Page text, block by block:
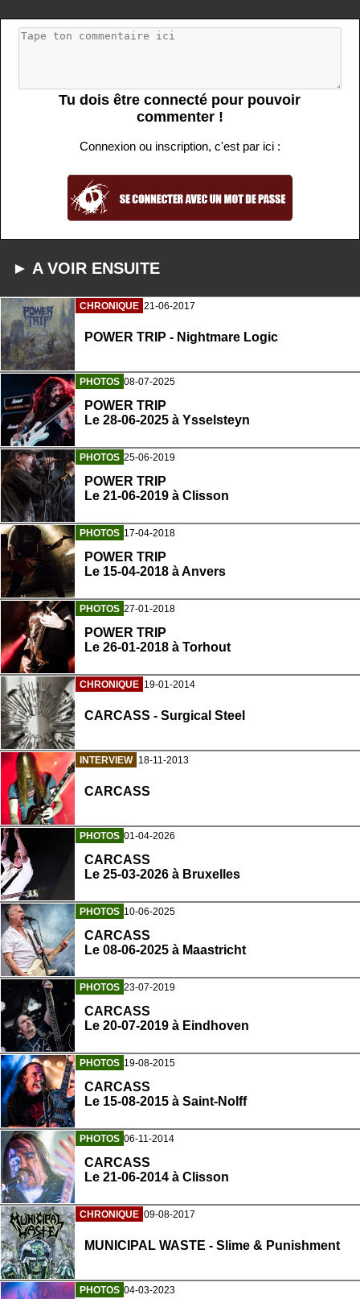
Tu dois être connecté pour pouvoir
commenter !
Connexion ou inscription, c'est par ici :
► A VOIR ENSUITE
CHRONIQUE 21-06-2017
POWER TRIP - Nightmare Logic
PHOTOS 08-07-2025
POWER TRIP
Le 28-06-2025 à Ysselsteyn
PHOTOS 25-06-2019
POWER TRIP
Le 21-06-2019 à Clisson
PHOTOS 17-04-2018
POWER TRIP
Le 15-04-2018 à Anvers
PHOTOS 27-01-2018
POWER TRIP
Le 26-01-2018 à Torhout
CHRONIQUE 19-01-2014
CARCASS - Surgical Steel
INTERVIEW 18-11-2013
CARCASS
PHOTOS 01-04-2026
CARCASS
Le 25-03-2026 à Bruxelles
PHOTOS 10-06-2025
CARCASS
Le 08-06-2025 à Maastricht
PHOTOS 23-07-2019
CARCASS
Le 20-07-2019 à Eindhoven
PHOTOS 19-08-2015
CARCASS
Le 15-08-2015 à Saint-Nolff
PHOTOS 06-11-2014
CARCASS
Le 21-06-2014 à Clisson
CHRONIQUE 09-08-2017
MUNICIPAL WASTE - Slime & Punishment
PHOTOS 04-03-2023